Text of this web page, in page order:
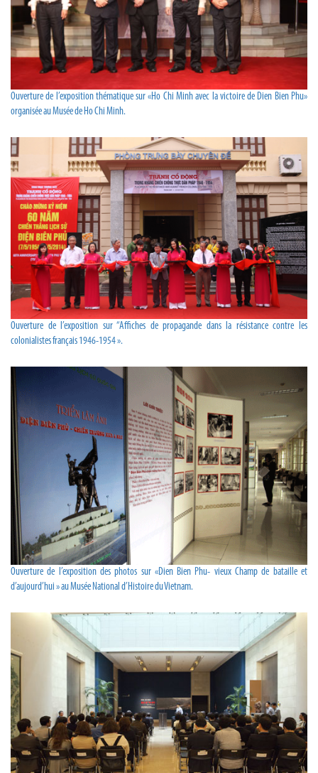
Ouverture de l’exposition thématique sur «Ho Chi Minh avec la victoire de Dien Bien Phu»
organisée au Musée de Ho Chi Minh.
Ouverture de l’exposition sur “Affiches de propagande dans la résistance contre les
colonialistes français 1946-1954 ».
Ouverture de l’exposition des photos sur «Dien Bien Phu- vieux Champ de bataille et
d’aujourd’hui » au Musée National d’Histoire du Vietnam.